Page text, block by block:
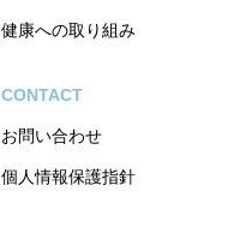
健康への取り組み
CONTACT
お問い合わせ
個人情報保護指針